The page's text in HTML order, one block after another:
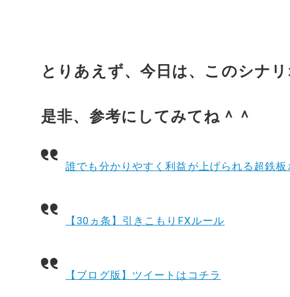
とりあえず、今日は、このシナリ
是非、参考にしてみてね＾＾
誰でも分かりやすく利益が上げられる超鉄
【30ヵ条】引きこもりFXルール
【ブログ版】ツイートはコチラ